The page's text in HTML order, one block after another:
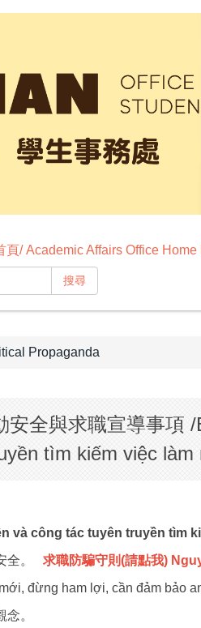
頁/ Academic Affairs Office Home
搜尋
Propaganda
安全與求職宣導事項
tìm kiếm việc
và công tác tuyên truyền tìm
全。 求職防騙守則(請點我)
đừng ham lợi, cần đảm bảo
。